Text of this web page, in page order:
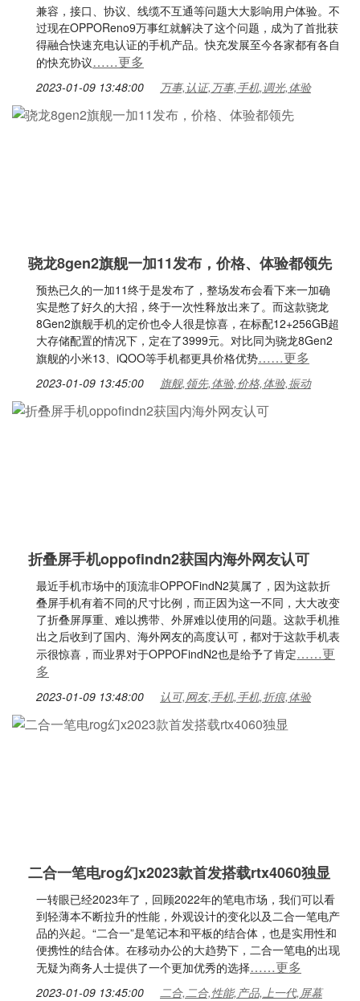
兼容，接口、协议、线缆不互通等问题大大影响用户体验。不
过现在OPPOReno9万事红就解决了这个问题，成为了首批获
得融合快速充电认证的手机产品。快充发展至今各家都有各自
的快充协议……更多
2023-01-09 13:48:00 万事,认证,万事,手机,调光,体验
骁龙8gen2旗舰一加11发布，价格、体验都领先
预热已久的一加11终于是发布了，整场发布会看下来一加确
实是憋了好久的大招，终于一次性释放出来了。而这款骁龙
8Gen2旗舰手机的定价也令人很是惊喜，在标配12+256GB超
大存储配置的情况下，定在了3999元。对比同为骁龙8Gen2
旗舰的小米13、iQOO等手机都更具价格优势……更多
2023-01-09 13:45:00 旗舰,领先,体验,价格,体验,振动
折叠屏手机oppofindn2获国内海外网友认可
最近手机市场中的顶流非OPPOFindN2莫属了，因为这款折
叠屏手机有着不同的尺寸比例，而正因为这一不同，大大改变
了折叠屏厚重、难以携带、外屏难以使用的问题。这款手机推
出之后收到了国内、海外网友的高度认可，都对于这款手机表
示很惊喜，而业界对于OPPOFindN2也是给予了肯定……更
多
2023-01-09 13:48:00 认可,网友,手机,手机,折痕,体验
二合一笔电rog幻x2023款首发搭载rtx4060独显
一转眼已经2023年了，回顾2022年的笔电市场，我们可以看
到轻薄本不断拉升的性能，外观设计的变化以及二合一笔电产
品的兴起。“二合一”是笔记本和平板的结合体，也是实用性和
便携性的结合体。在移动办公的大趋势下，二合一笔电的出现
无疑为商务人士提供了一个更加优秀的选择……更多
2023-01-09 13:45:00 二合,二合,性能,产品,上一代,屏幕